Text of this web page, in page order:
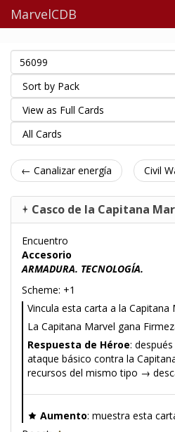
MarvelCDB
← Canalizar energía Civil
Casco de la Capitana
Encuentro
Accesorio
ARMADURA. TECNOLOGÍA.
Scheme: +1
Vincula esta carta a la Capitana
La Capitana Marvel gana
Respuesta de Héroe:
ataque básico contra la
recursos del mismo tipo →
Aumento: muestra esta